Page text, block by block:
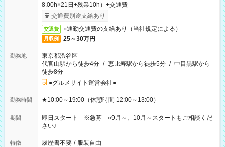
8.00h×21日+残業10h）+交通費
交通費別途支給あり
交通費 ○通勤交通費の支給あり（当社規定による）
月収例 25～30万円
勤務地
東京都渋谷区
代官山駅から徒歩4分 / 恵比寿駅から徒歩5分 / 中目黒駅から
徒歩8分
●グルメサイト運営会社●
勤務時間 ★10:00～19:00（休憩時間 12:00～13:00）
期間
即日スタート ※急募 ○9月～、10月～スタートもご相談くだ
さい♪
特徴 履歴書不要 / 服装自由